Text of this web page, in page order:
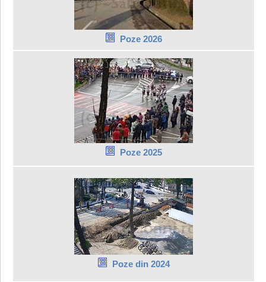
Poze 2026
Poze 2025
Poze din 2024